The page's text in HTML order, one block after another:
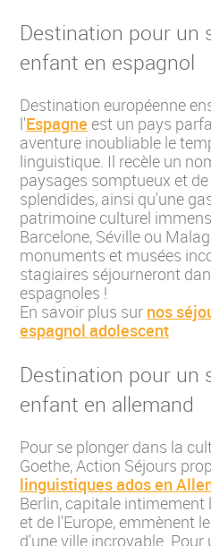
Destination pour un
enfant en espagnol
Destination européenne
l'Espagne est un pays
aventure inoubliable le
linguistique. Il recèle un
paysages somptueux et
splendides, ainsi qu'une
patrimoine culturel
Barcelone, Séville ou
monuments et musées
stagiaires séjourneront
espagnoles !
En savoir plus sur nos
espagnol adolescent
Destination pour un
enfant en allemand
Pour se plonger dans la
Goethe, Action Séjours
linguistiques ados en
Berlin, capitale intimement
et de l'Europe, emmènent
d'une ville incroyable. Pour